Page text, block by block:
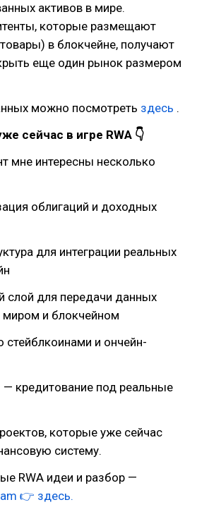
активов в мире.
которые размещают
в блокчейне, получают
еще один рынок размером
можно посмотреть здесь .
сейчас в игре RWA 👇
мне интересны несколько
облигаций и доходных
для интеграции реальных
слой для передачи данных
и блокчейном
стейблкоинами и ончейн-
— кредитование под реальные
которые уже сейчас
систему.
RWA идеи и разбор —
👉 здесь.